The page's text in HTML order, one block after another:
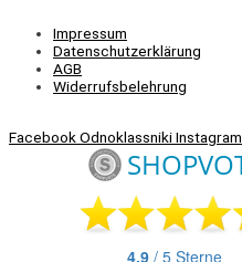
Impressum
Datenschutzerklärung
AGB
Widerrufsbelehrung
FacebookOdnoklassnikiInstagram